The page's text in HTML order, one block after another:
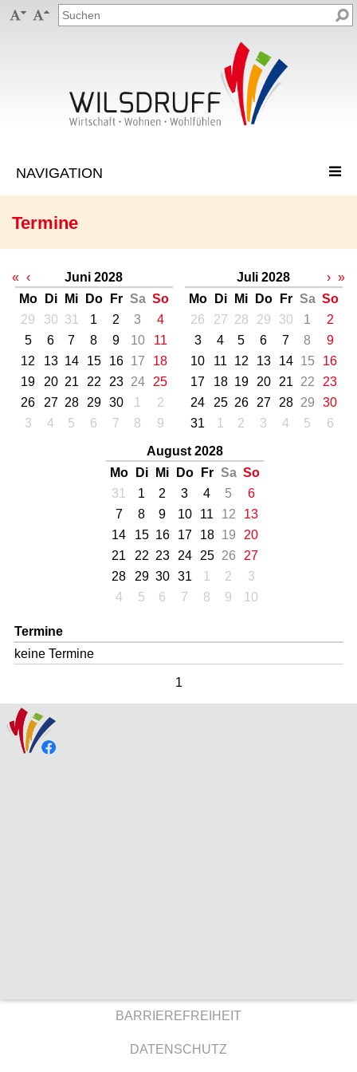
 
Termine
« ‹
Juni 2028
Mo
Di Mi Do Fr Sa So
29
30 31 1 2 3
4
5
6 7 8 9 10
11
12
13 14 15 16 17
18
19
20 21 22 23 24
25
26
27 28 29 30 1
2
3
4 5 6 7 8 9
Juli 2028
Mo
Di Mi Do Fr Sa So
26
27 28 29 30 1
2
3
4 5 6 7 8
9
10
11 12 13 14 15
16
17
18 19 20 21 22
23
24
25 26 27 28 29
30
31
1 2 3 4 5 6
August 2028
Mo
Di Mi Do Fr Sa So
31
1 2 3 4 5
6
7
8 9 10 11 12
13
14
15 16 17 18 19
20
21
22 23 24 25 26
27
28
29 30 31 1 2
3
4
5 6 7 8 9 10
› »
Termine
keine Termine
1
BARRIEREFREIHEIT
DATENSCHUTZ